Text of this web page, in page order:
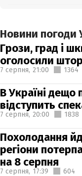
Новини погоди
Грози, град і
оголосили
7 серпня, 21:00 1364
В Україні дещо
відступить
7 серпня, 20:00 1838
Похолодання
регіони
на 8 серпня
7 серпня, 17:39 604